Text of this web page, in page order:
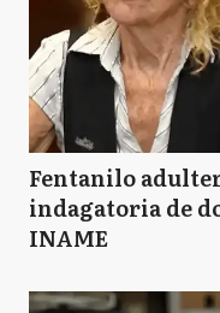
Fentanilo
indagatoria de
INAME